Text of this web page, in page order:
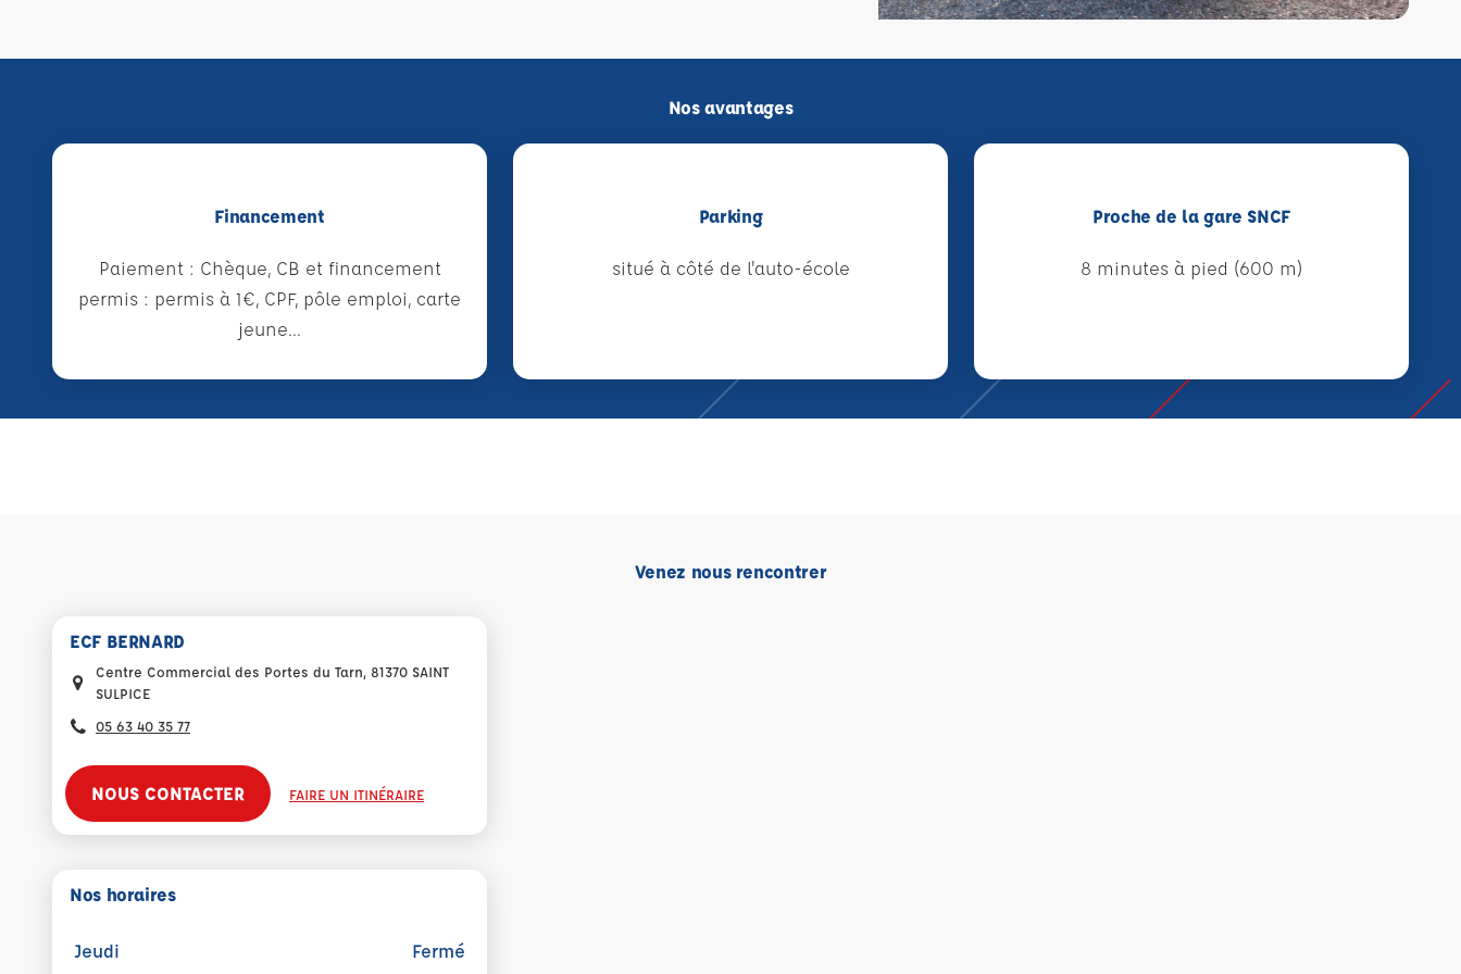
Nos avantages
Financement
Paiement : Chèque, CB et financement
permis : permis à 1€, CPF, pôle emploi, carte
jeune...
Parking
situé à côté de l'auto-école
Proche de la gare SNCF
8 minutes à pied (600 m)
Venez nous rencontrer
ECF BERNARD
Centre Commercial des Portes du Tarn, 81370 SAINT
SULPICE
05 63 40 35 77
NOUS CONTACTER FAIRE UN ITINÉRAIRE
Nos horaires
Jeudi Fermé